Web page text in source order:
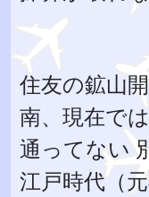
住友の鉱山
南、現在で
通ってない
江戸時代（